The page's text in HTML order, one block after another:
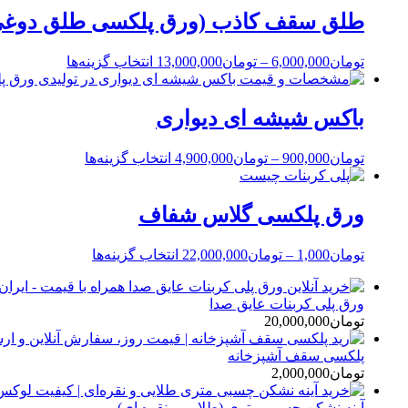
طلق سقف کاذب (ورق پلکسی طلق
تومان6,000,000
– تومان13,000,000 انتخاب گزینه‌ها
باکس شیشه ای دیواری
تومان900,000
– تومان4,900,000 انتخاب گزینه‌ها
ورق پلکسی گلاس شفاف
تومان1,000
– تومان22,000,000 انتخاب گزینه‌ها
ورق پلی کربنات عایق صدا
تومان20,000,000
پلکسی سقف آشپزخانه
تومان2,000,000